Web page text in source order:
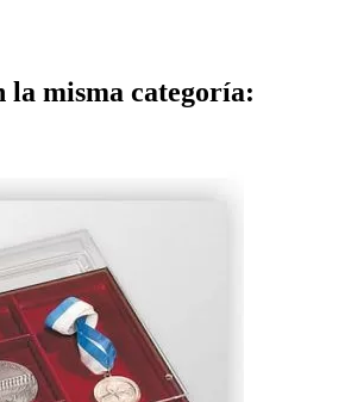
la misma categoría: